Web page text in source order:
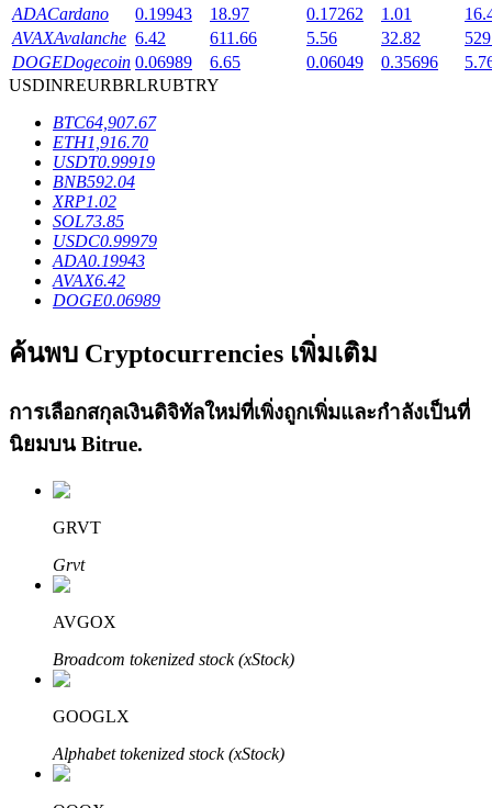
เงินกู้
บริการยืมเงินที่ได้รับการสนับสนุนจาก Crypto
ลงทุนอัตโนมัติ
คว้าผลกำไรระยะยาวและผลประโยชน์ที่ยืดหยุ่น
เรียนรู้ Staking
Bitrue
ADACardano 0.19943 18.97 0.17262 1.01
AVAXAvalanche 6.42 611.66 5.56 32.82
DOGEDogecoin 0.06989 6.65 0.06049 0.35696
USDINREURBRLRUBTRY
BTC64,907.67
ETH1,916.70
USDT0.99919
BNB592.04
XRP1.02
SOL73.85
USDC0.99979
ADA0.19943
AVAX6.42
DOGE0.06989
ค้นพบ Cryptocurrencies เพิ่มเติม
การเลือกสกุลเงินดิจิทัลใหม่ที่เพิ่งถูกเพิ่มและกำลังเป็นที่
นิยมบน Bitrue.
GRVT
Grvt
AVGOX
Broadcom tokenized stock (xStock)
GOOGLX
Alphabet tokenized stock (xStock)